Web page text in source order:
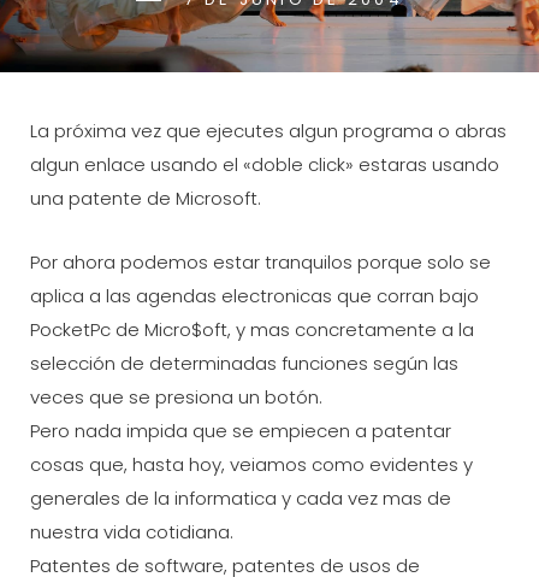
ON
BY
LINE
BYLINE
RACAMET
La próxima vez que ejecutes algun programa o abras
algun enlace usando el «doble click» estaras usando
una patente de Microsoft.
Por ahora podemos estar tranquilos porque solo se
aplica a las agendas electronicas que corran bajo
PocketPc de Micro$oft, y mas concretamente a la
selección de determinadas funciones según las
veces que se presiona un botón.
Pero nada impida que se empiecen a patentar
cosas que, hasta hoy, veiamos como evidentes y
generales de la informatica y cada vez mas de
nuestra vida cotidiana.
Patentes de software, patentes de usos de